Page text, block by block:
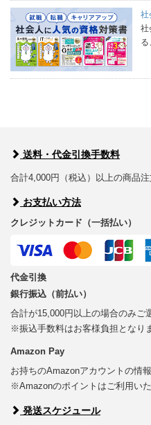
社
社
る
送料・代金引換手数料
合計4,000円（税込）以上の商品
お支払い方法
クレジットカード（一括払い）
代金引換
銀行振込（前払い）
合計が15,000円以上の場合のみご
※振込手数料はお客様負担となり
Amazon Pay
お持ちのAmazonアカウントの情
※Amazonのポイントはご利用いた
発送スケジュール